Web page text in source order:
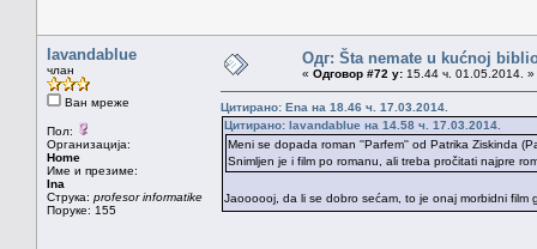
lavandablue
члан
Ван мреже
Пол:
Организација:
Home
Име и презиме:
Ina
Струка: profesor informatike
Поруке: 155
Одг: Šta nemate u kućnoj
« Одговор #72 у: 15.44 ч. 01.05.2014. »
Цитирано: Ena на 18.46 ч. 17.03.2014.
Цитирано: lavandablue на 14.58 ч. 17.03.2014.
Meni se dopada roman ''Parfem'' od Patrika Ziskinda
Snimljen je i film po romanu, ali treba pročitati najpre
Jaoooooj, da li se dobro sećam, to je onaj morbidni